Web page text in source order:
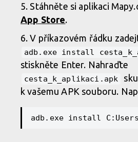
Stáhněte si aplikaci
App Store.
V příkazovém řádku
adb.exe install
stiskněte Enter. Nahraďte
cesta_k_aplikaci.apk
k vašemu APK souboru.